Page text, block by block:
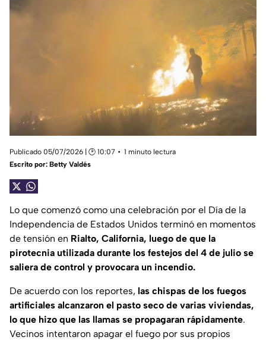
Publicado 05/07/2026 | 🕑 10:07
1 minuto lectura
Escrito por: Betty Valdés
Lo que comenzó como una celebración por el Día de la
Independencia de Estados Unidos terminó en momentos
de tensión en Rialto, California, luego de que la
pirotecnia utilizada durante los festejos del 4 de julio se
saliera de control y provocara un incendio.
De acuerdo con los reportes, las chispas de los fuegos
artificiales alcanzaron el pasto seco de varias viviendas,
lo que hizo que las llamas se propagaran rápidamente.
Vecinos intentaron apagar el fuego por sus propios